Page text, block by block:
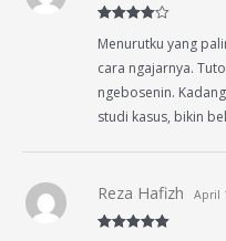
out of 5
Menurutku yang
cara ngajarnya.
ngebosenin.
studi kasus, bikin
Reza Hafizh April